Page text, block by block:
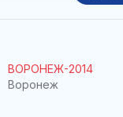
ВОРОНЕЖ-2014
Воронеж